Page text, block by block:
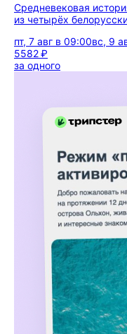
Средневековая
из четырёх
пт, 7 авг в 09:00вс, 9
5582 ₽
за одного